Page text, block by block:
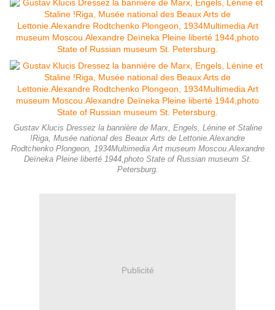
Gustav Klucis Dressez la bannière de Marx, Engels, Lénine et Staline
!Riga, Musée national des Beaux Arts de Lettonie.Alexandre
Rodtchenko Plongeon, 1934Multimedia Art museum Moscou.Alexandre
Deïneka Pleine liberté 1944,photo State of Russian museum St.
Petersburg.
Publicité